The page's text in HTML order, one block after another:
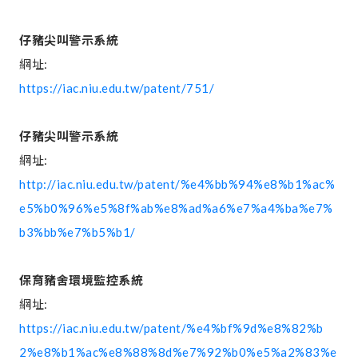
仔豬尖叫警示系統
網址:
https://iac.niu.edu.tw/patent/751/
仔豬尖叫警示系統
網址:
http://iac.niu.edu.tw/patent/%e4%bb%94%e8%b1%ac%
e5%b0%96%e5%8f%ab%e8%ad%a6%e7%a4%ba%e7%
b3%bb%e7%b5%b1/
保育豬舍環境監控系統
網址:
https://iac.niu.edu.tw/patent/%e4%bf%9d%e8%82%b
2%e8%b1%ac%e8%88%8d%e7%92%b0%e5%a2%83%e